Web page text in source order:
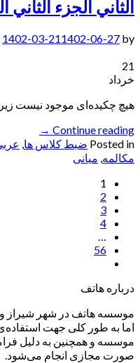
الثاني الجزء الثاني الوحدة
1402-03-211402-06-27 by
21
خرداد
هیچ چکیده‌ای موجود نیست
Continue reading
→
Posted in ضبط کلاس ها,
مکالمه, میانی
1
2
3
4
…
56
درباره هاتف
موسسه هاتف در شهر شیراز
اما به طور کلی جهت
موسسه و همچنین به دلیل
صورت مجازی انجام می‌شود.